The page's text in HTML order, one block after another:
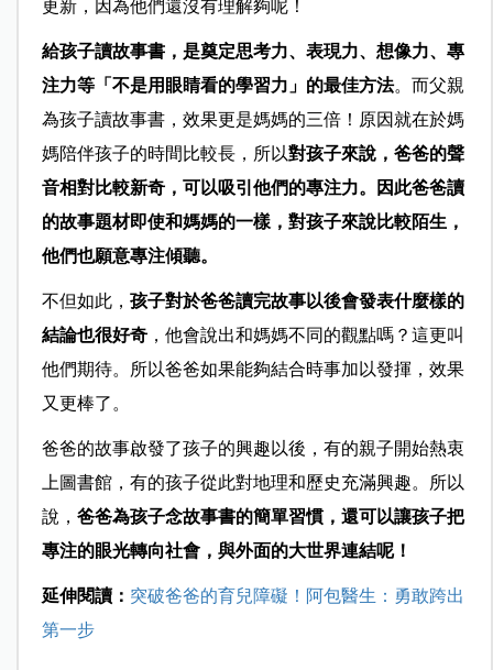
更新，因為他們還沒有理解夠呢！
給孩子讀故事書，是奠定思考力、表現力、想像力、專
注力等「不是用眼睛看的學習力」的最佳方法。而父親
為孩子讀故事書，效果更是媽媽的三倍！原因就在於媽
媽陪伴孩子的時間比較長，所以對孩子來說，爸爸的聲
音相對比較新奇，可以吸引他們的專注力。因此爸爸讀
的故事題材即使和媽媽的一樣，對孩子來說比較陌生，
他們也願意專注傾聽。
不但如此， 孩子對於爸爸讀完故事以後會發表什麼樣的
結論也很好奇，他會說出和媽媽不同的觀點嗎？這更叫
他們期待。所以爸爸如果能夠結合時事加以發揮，效果
又更棒了。
爸爸的故事啟發了孩子的興趣以後，有的親子開始熱衷
上圖書館，有的孩子從此對地理和歷史充滿興趣。所以
說， 爸爸為孩子念故事書的簡單習慣，還可以讓孩子把
專注的眼光轉向社會，與外面的大世界連結呢！
延伸閱讀： 突破爸爸的育兒障礙！阿包醫生：勇敢跨出
第一步